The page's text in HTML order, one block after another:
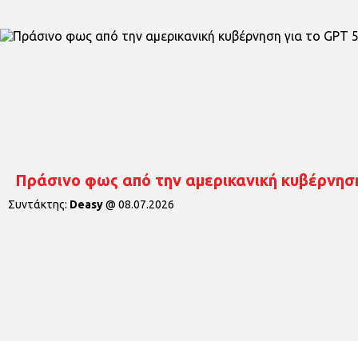
Πράσινο φως από την αμερικανική
Συντάκτης: Deasy@ 08.07.2026